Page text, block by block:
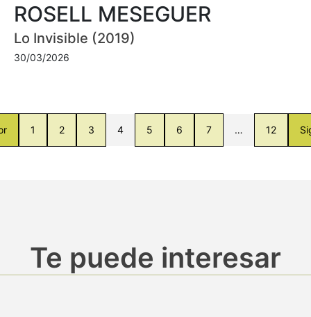
ROSELL MESEGUER
Lo Invisible (2019)
30/03/2026
1 2 3 4 5 6 7 … 12
Te puede interesar